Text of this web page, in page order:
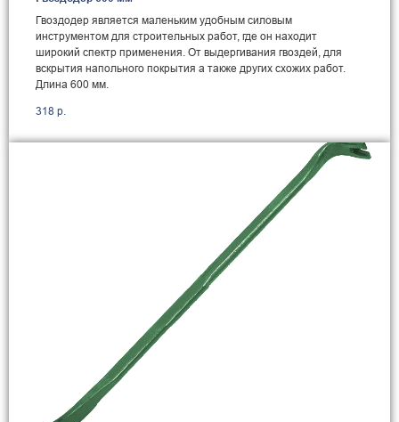
Гвоздодер является маленьким удобным силовым
инструментом для строительных работ, где он находит
широкий спектр применения. От выдергивания гвоздей, для
вскрытия напольного покрытия а также других схожих работ.
Длина 600 мм.
318 р.